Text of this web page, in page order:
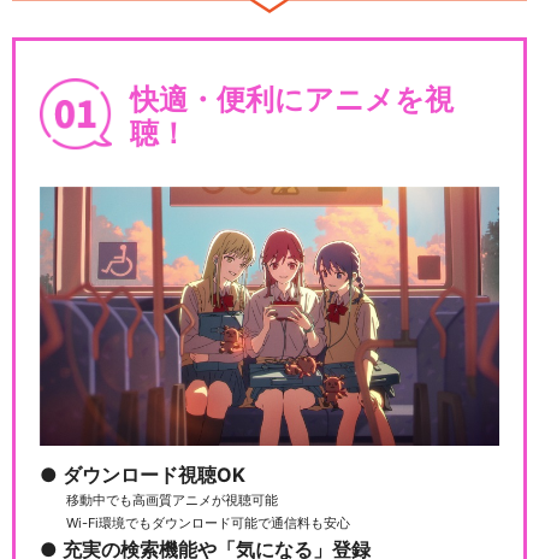
快適・便利にアニメを視
聴！
ダウンロード視聴OK
移動中でも高画質アニメが視聴可能
Wi-Fi環境でもダウンロード可能で通信料も安心
充実の検索機能や「気になる」登録